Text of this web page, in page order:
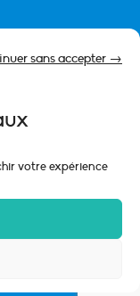
votre expérience
sans accepter →